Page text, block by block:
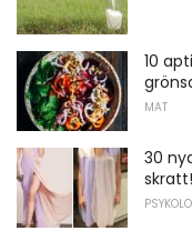
10
MAT
30
skratt!